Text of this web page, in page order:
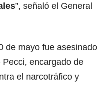
”, señaló el General
de mayo fue asesinado
encargado de
el narcotráfico y